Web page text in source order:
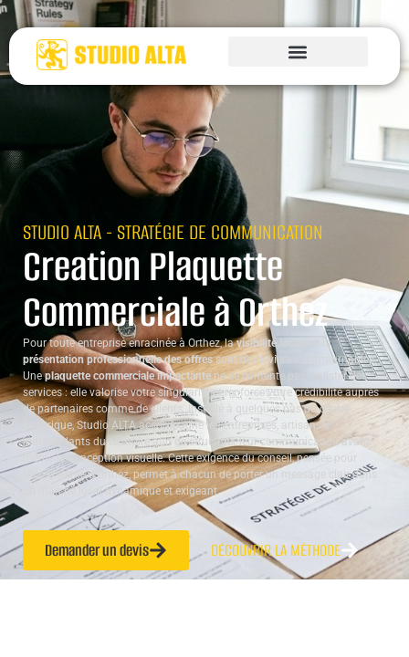
STUDIO ALTA - STRATÉGIE DE COMMUNICATION
Creation Plaquette
Commerciale à Orthez
Pour toute entreprise enracinée à Orthez, lavisibilité locale
et la
présentation professionnelle des offressont des leviers incontournables.
Uneplaquette commerciale impactantene se contente pas de lister des
services : elle valorise votre singularité et renforce votre crédibilité auprès
de partenaires comme de clients. Installé à quelques pas du centre
historique, Studio ALTA accompagne les entreprises, artisans et
indépendants du territoire afin de structurer leur communication avant
même la conception visuelle. Cette exigence du conseil, pensée pour
l’écosystème d’Orthez, permet à chacun de porter un message clair dans
un marché local dynamique et exigeant.
Demander un devis DÉCOUVRIR LA MÉTHODE